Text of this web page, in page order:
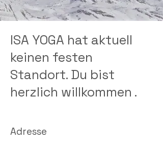
ISA YOGA hat aktuell
keinen festen
Standort. Du bist
herzlich willkommen .
Adresse